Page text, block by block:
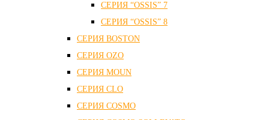
СЕРИЯ “OSSIS” 7
СЕРИЯ “OSSIS” 8
СЕРИЯ ВOSTON
CЕРИЯ OZO
СЕРИЯ MOUN
СЕРИЯ CLO
СЕРИЯ COSMO